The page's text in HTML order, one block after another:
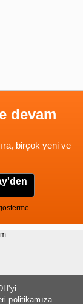
devam
birçok yeni ve
politikamıza